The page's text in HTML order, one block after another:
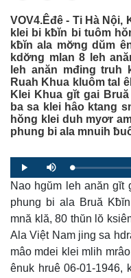
VOV4.Êđê - Ti Hà
klei bi kƀĭn bi tuôm
kƀĭn ala mơ̆ng dŭm
kdơ̆ng mlan 8 leh
leh anăn mđing
Ruah Khua kluôm tal
Klei Khua gĭt gai
ba sa klei hâo ktang
hŏng klei duh myơr
phung bi ala mnuih
P
l
a
y
M
u
t
e
L
o
a
d
d
0
%
P
r
o
g
e
s
0
%
Nao hgŭm leh anăn gĭt
phung bi ala Bruă
mnă klă, 80 thŭn lŏ
Ala Việt Nam jing sa
mâo mdei klei mlih
ênuk hruê 06-01-1946,